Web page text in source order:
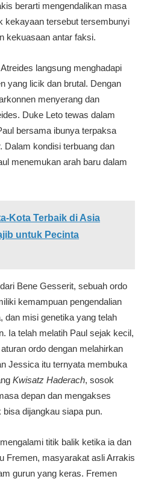
berarti mengendalikan masa
kekayaan tersebut tersembunyi
kekuasaan antar faksi.
langsung menghadapi
yang licik dan brutal. Dengan
menyerang dan
Duke Leto tewas dalam
bersama ibunya terpaksa
Dalam kondisi terbuang dan
menemukan arah baru dalam
Kota Terbaik di Asia
untuk Pecinta
Bene Gesserit, sebuah ordo
kemampuan pengendalian
dan misi genetika yang telah
Ia telah melatih Paul sejak kecil,
ordo dengan melahirkan
Jessica itu ternyata membuka
Kwisatz Haderach, sosok
depan dan mengakses
dijangkau siapa pun.
titik balik ketika ia dan
Fremen, masyarakat asli Arrakis
gurun yang keras. Fremen